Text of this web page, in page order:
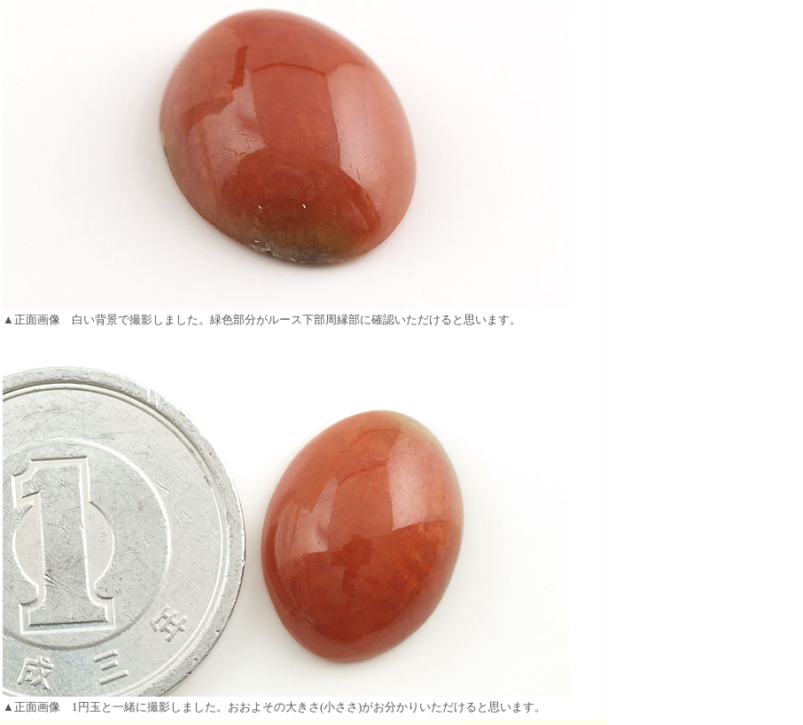
▲正面画像 白い背景で撮影しました。緑色部分がルース下部周縁部に確認いただけると思います。
▲正面画像 1円玉と一緒に撮影しました。おおよその大きさ(小ささ)がお分かりいただけると思います。